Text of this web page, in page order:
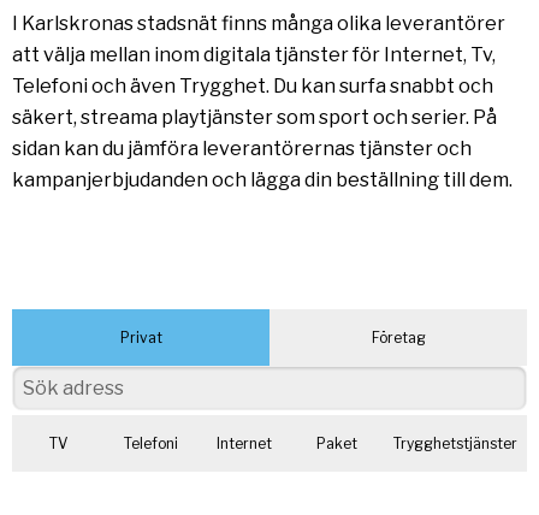
I Karlskronas stadsnät finns många olika leverantörer
att välja mellan inom digitala tjänster för Internet, Tv,
Telefoni och även Trygghet. Du kan surfa snabbt och
säkert, streama playtjänster som sport och serier. På
sidan kan du jämföra leverantörernas tjänster och
kampanjerbjudanden och lägga din beställning till dem.
Privat Företag
TV Telefoni Internet Paket Trygghetstjänster